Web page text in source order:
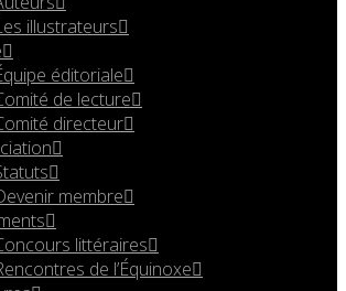
illustrateurs
éditoriale
de lecture
directeur
membre
littéraires
de l’Équinoxe